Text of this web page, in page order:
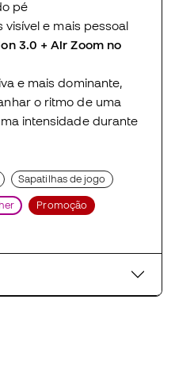
pé
visível e mais pessoal
3.0 + Air Zoom no
e mais dominante,
o ritmo de uma
intensidade durante
Sapatilhas de jogo
Promoção